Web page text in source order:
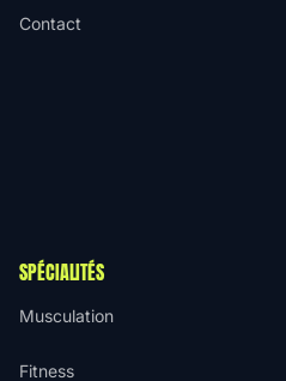
Contact
SPÉCIALITÉS
Musculation
Fitness